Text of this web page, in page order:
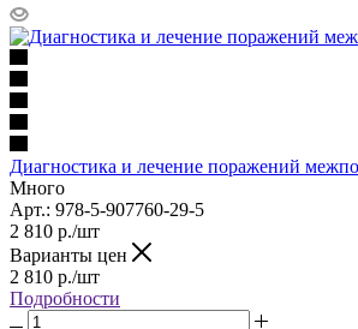
Диагностика и лечение поражений
Много
Арт.: 978-5-907760-29-5
2 810 р./шт
Варианты цен
2 810 р./шт
Подробности